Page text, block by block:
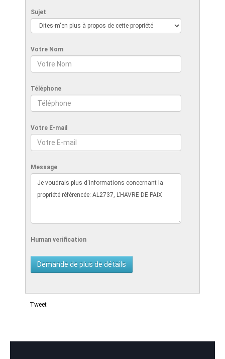
Sujet
Votre Nom
Téléphone
Votre E-mail
Message
Human verification
Tweet